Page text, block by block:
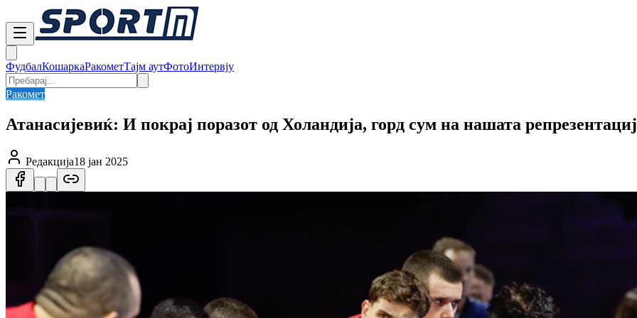
ФудбалКошаркаРакометТајм аутФотоИнтервју
Ракомет
Атанасијевиќ: И покрај поразот од Холандија, горд сум на нашата
Редакција18 јан 2025